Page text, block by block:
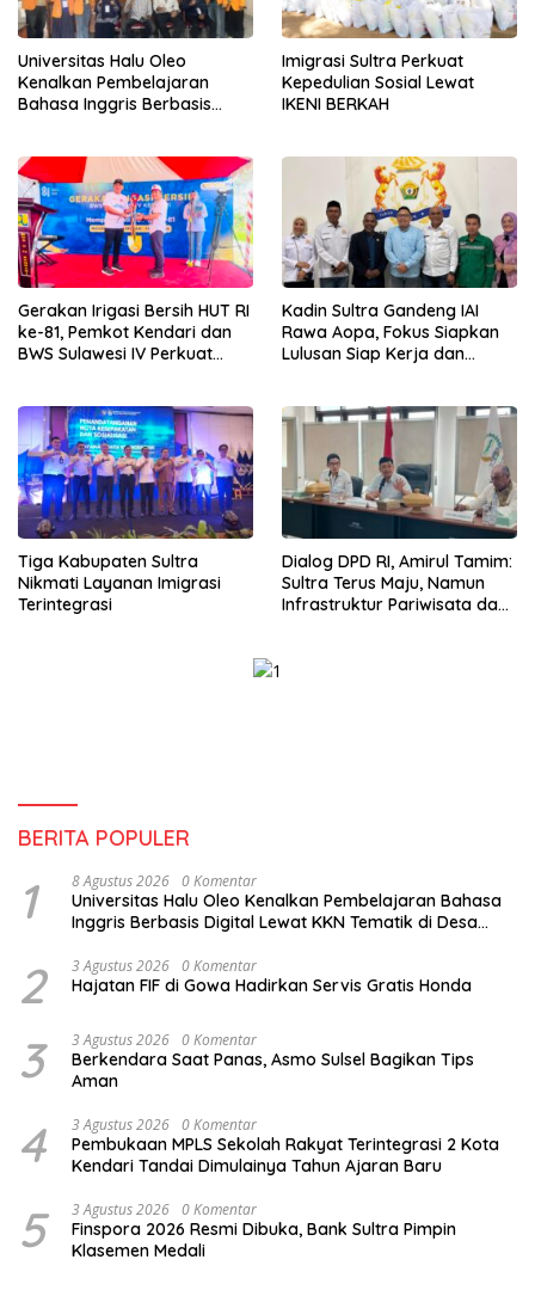
Universitas Halu Oleo
Kenalkan Pembelajaran
Bahasa Inggris Berbasis
Imigrasi Sultra Perkuat
Kepedulian Sosial Lewat
IKENI BERKAH
Gerakan Irigasi Bersih HUT RI
ke-81, Pemkot Kendari dan
BWS Sulawesi IV Perkuat
Kadin Sultra Gandeng IAI
Rawa Aopa, Fokus Siapkan
Lulusan Siap Kerja dan
Tiga Kabupaten Sultra
Nikmati Layanan Imigrasi
Terintegrasi
Dialog DPD RI, Amirul Tamim:
Sultra Terus Maju, Namun
Infrastruktur Pariwisata dan
BERITA POPULER
1 8 Agustus 2026 0 Komentar
Universitas Halu Oleo Kenalkan Pembelajaran Bahasa
Inggris Berbasis Digital Lewat KKN Tematik di Desa
2 3 Agustus 2026 0 Komentar
Hajatan FIF di Gowa Hadirkan Servis Gratis Honda
3 3 Agustus 2026 0 Komentar
Berkendara Saat Panas, Asmo Sulsel Bagikan Tips
Aman
4 3 Agustus 2026 0 Komentar
Pembukaan MPLS Sekolah Rakyat Terintegrasi 2 Kota
Kendari Tandai Dimulainya Tahun Ajaran Baru
5 3 Agustus 2026 0 Komentar
Finspora 2026 Resmi Dibuka, Bank Sultra Pimpin
Klasemen Medali